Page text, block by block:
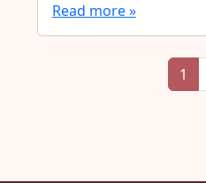
Read more »
1